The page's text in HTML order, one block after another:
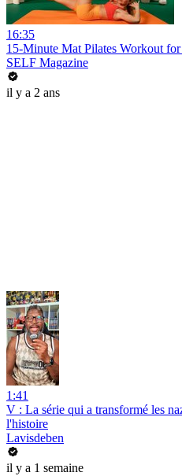
16:35
15-Minute Mat Pilates Workout
SELF Magazine
il y a 2 ans
1:41
V : La série qui a transformé les
l'histoire
Lavisdeben
il y a 1 semaine